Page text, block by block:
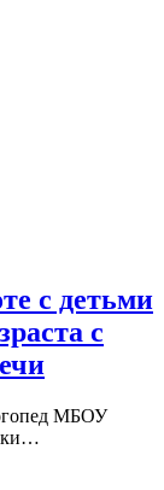
с детьми
с
МБОУ